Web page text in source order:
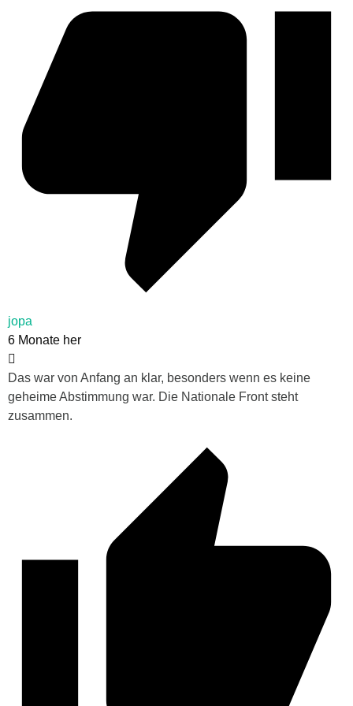
jopa
6 Monate her
Das war von Anfang an klar, besonders wenn es keine
geheime Abstimmung war. Die Nationale Front steht
zusammen.